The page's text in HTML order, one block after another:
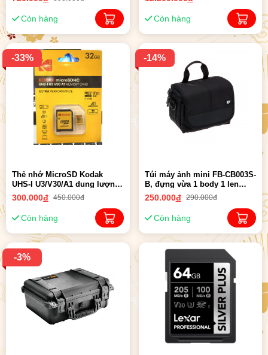
Còn hàng Còn hàng
-33%
Thẻ nhớ MicroSD Kodak
UHS-I U3/V30/A1 dung lượng
32GB
300.000đ 450.000đ
Còn hàng
-14%
Túi máy ảnh mini FB-CB003S-
B, đựng vừa 1 body 1 len
máy ảnh Mirroless
250.000đ 290.000đ
Còn hàng
-3%